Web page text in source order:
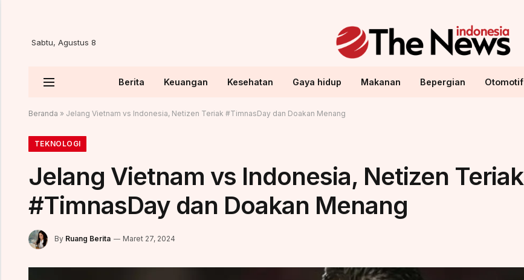
Sabtu, Agustus 8
Berita Keuangan Kesehatan Gaya hidup Makanan Bepergian Otomotif
Beranda » Jelang Vietnam vs Indonesia, Netizen Teriak #TimnasDay dan Doakan Menang
TEKNOLOGI
Jelang Vietnam vs Indonesia, Netizen Teriak
#TimnasDay dan Doakan Menang
By Ruang Berita Maret 27, 2024